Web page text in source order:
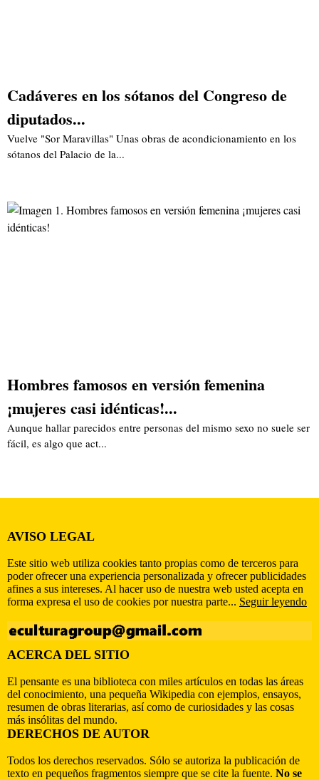
Cadáveres en los sótanos del Congreso de
diputados...
Vuelve "Sor Maravillas" Unas obras de acondicionamiento en los
sótanos del Palacio de la...
Hombres famosos en versión femenina
¡mujeres casi idénticas!...
Aunque hallar parecidos entre personas del mismo sexo no suele ser
fácil, es algo que act...
AVISO LEGAL
Este sitio web utiliza cookies tanto propias como de terceros para
poder ofrecer una experiencia personalizada y ofrecer publicidades
afines a sus intereses. Al hacer uso de nuestra web usted acepta en
forma expresa el uso de cookies por nuestra parte... Seguir leyendo
ACERCA DEL SITIO
El pensante es una biblioteca con miles artículos en todas las áreas
del conocimiento, una pequeña Wikipedia con ejemplos, ensayos,
resumen de obras literarias, así como de curiosidades y las cosas
más insólitas del mundo.
DERECHOS DE AUTOR
Todos los derechos reservados. Sólo se autoriza la publicación de
texto en pequeños fragmentos siempre que se cite la fuente. No se